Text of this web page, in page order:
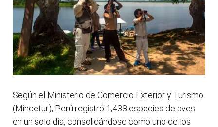
Según el Ministerio de Comercio Exterior y Turismo
(Mincetur), Perú registró 1,438 especies de aves
en un solo día, consolidándose como uno de los